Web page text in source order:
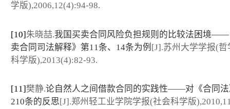
学版),2006,12(4):94-98.
[10]朱晓喆.我国买卖合同风险负担规则的比较法困境
卖合同司法解释》第11条、14条为例 [J].苏州大学学报(哲
科学版),2013(4):82-93.
[11]樊静.论自然人之间借款合同的实践性——对《合同
210条的反思[J].郑州轻工业学院学报(社会科学版